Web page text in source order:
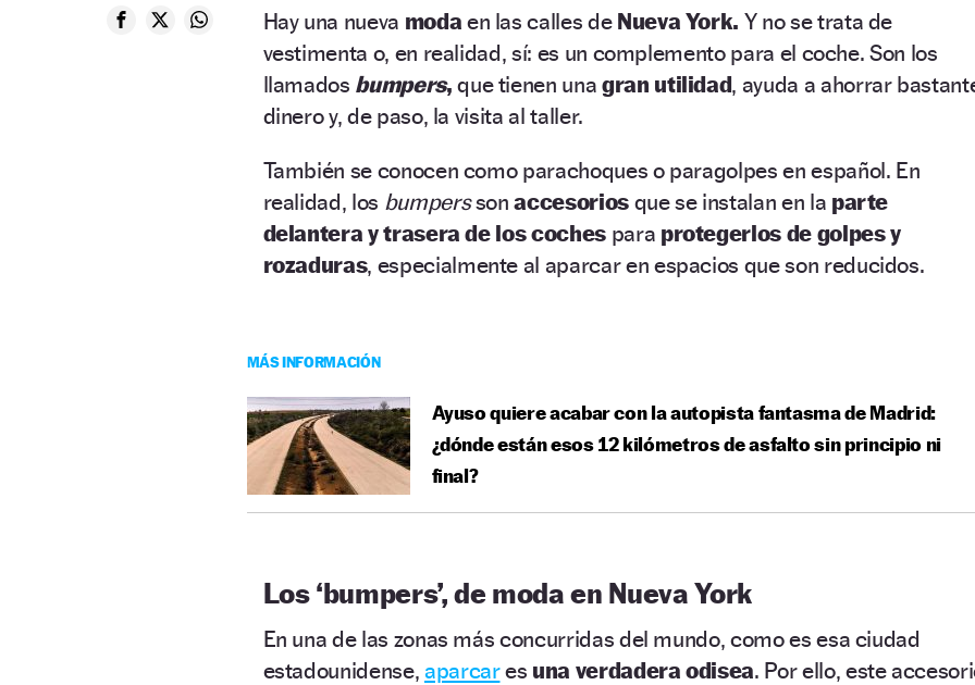
Hay una nueva moda en las calles de Nueva York. Y no se trata de
vestimenta o, en realidad, sí: es un complemento para el coche. Son los
llamados bumpers, que tienen una gran utilidad, ayuda a ahorrar
dinero y, de paso, la visita al taller.
También se conocen como parachoques o paragolpes en español. En
realidad, los bumperssonaccesorios que se instalan en la parte
delantera y trasera de los cochespara protegerlos de golpes y
rozaduras, especialmente al aparcar en espacios que son reducidos.
MÁS INFORMACIÓN
Ayuso quiere acabar con la autopista fantasma de Madrid:
¿dónde están esos 12 kilómetros de asfalto sin principio ni
final?
Los ‘bumpers’, de moda en Nueva York
En una de las zonas más concurridas del mundo, como es esa ciudad
estadounidense, aparcares una verdadera odisea. Por ello, este